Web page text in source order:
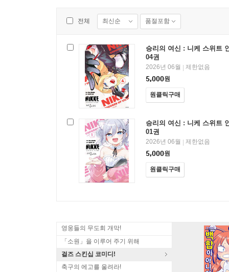
전체 최신순 품절포함
승리의 여신 : 니케 스위트
04권
2026년 06월
제한없음
5,000원
원클릭구매
승리의 여신 : 니케 스위트
01권
2026년 06월
제한없음
5,000원
원클릭구매
영웅들의 무도회 개막!
「소원」을 이루어 주기 위해
걸즈 스킨십 코미디!
축구의 에고를 울려라!